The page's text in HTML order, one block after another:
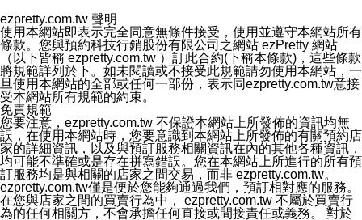
九、Instagram貼文同步功能
您可以透過ezPretty店家系統後台所提供Instagram貼文同
步功能，來將Instagram的貼文同步到 ezPretty 的作品集，
使用此功能您需要授權本公司存取您的Instagram帳號，您
的授權將僅用於同步您的貼文至店家系統。
十、取消Instagram授權方式
如果您有使用ezPretty網站所提供Instagram貼文同步功
能，您可以於任何時間取消您的 Instagram 授權，只需要
透過電子郵件和服務人員聯絡，本公司會盡快清除您的授
權資料，或是您可以登入店家系統後台使用取消授權功
能，系統將立即清除您的授權資料，並完全清除您透過此
功能所同步的Instagram貼文。
十一、取消帳號資料方式
如果您有使用本公司ezPretty網站所提供功能，您可以於
任何時間取消您的帳號或是資料，只需要透過電子郵件( e-
mail:[email protected])和服務人員聯絡，本公司會盡快清
ezpretty.com.tw 聲明
使用本網站即表示完全同意無條件接受，使用並遵守本網站所有
條款。您與預約科技行銷股份有限公司之網站 ezPretty 網站
（以下皆稱 ezpretty.com.tw ）訂此合約(下稱本條款)，這些條款
將規範詳列於下。如未閱讀或不接受此規範請勿使用本網站，一
旦使用本網站的全部或任何一部份，表示同ezpretty.com.tw意接
受本網站所有規範的約束。
免責規範
您要注意，ezpretty.com.tw 不保證本網站上所發佈的資訊均無
誤，在使用本網站時，您要意識到本網站上所發佈的有關預約店
家的詳細資訊，以及與預訂服務相關資訊在內的其他各種資訊，
均可能不準確或是存在拼寫錯誤。您在本網站上所進行的所有預
訂服務均是與相關的店家之間交易，而非 ezpretty.com.tw。
ezpretty.com.tw僅是便於您能夠通過我們，預訂相對應的服務。
在您與店家之間的買賣行為中， ezpretty.com.tw 不屬於買賣行
為的任何相關方，不會承擔任何直接或間接責任或義務。 對於